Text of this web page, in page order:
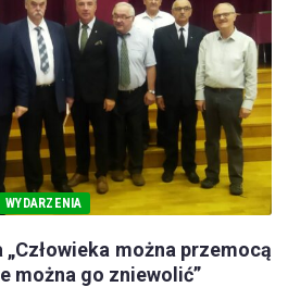
WYDARZENIA
można przemocą
można go zniewolić”